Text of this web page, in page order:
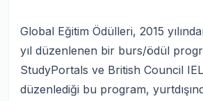
Global Eğitim Ödülleri, 2015
yıl düzenlenen bir burs/ödül
StudyPortals ve British Council
düzenlediği bu program,